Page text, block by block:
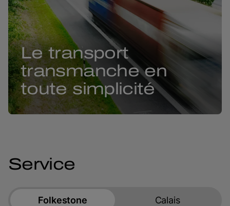
Le transport
transmanche en
toute simplicité
Service
Folkestone Calais